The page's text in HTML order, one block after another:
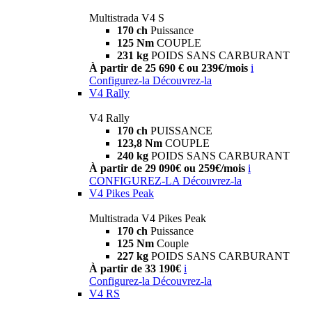
Multistrada V4 S
170 ch Puissance
125 Nm COUPLE
231 kg POIDS SANS CARBURANT
À partir de 25 690 € ou 239€/mois i
Configurez-la Découvrez-la
V4 Rally
V4 Rally
170 ch PUISSANCE
123,8 Nm COUPLE
240 kg POIDS SANS CARBURANT
À partir de 29 090€ ou 259€/mois i
CONFIGUREZ-LA Découvrez-la
V4 Pikes Peak
Multistrada V4 Pikes Peak
170 ch Puissance
125 Nm Couple
227 kg POIDS SANS CARBURANT
À partir de 33 190€ i
Configurez-la Découvrez-la
V4 RS